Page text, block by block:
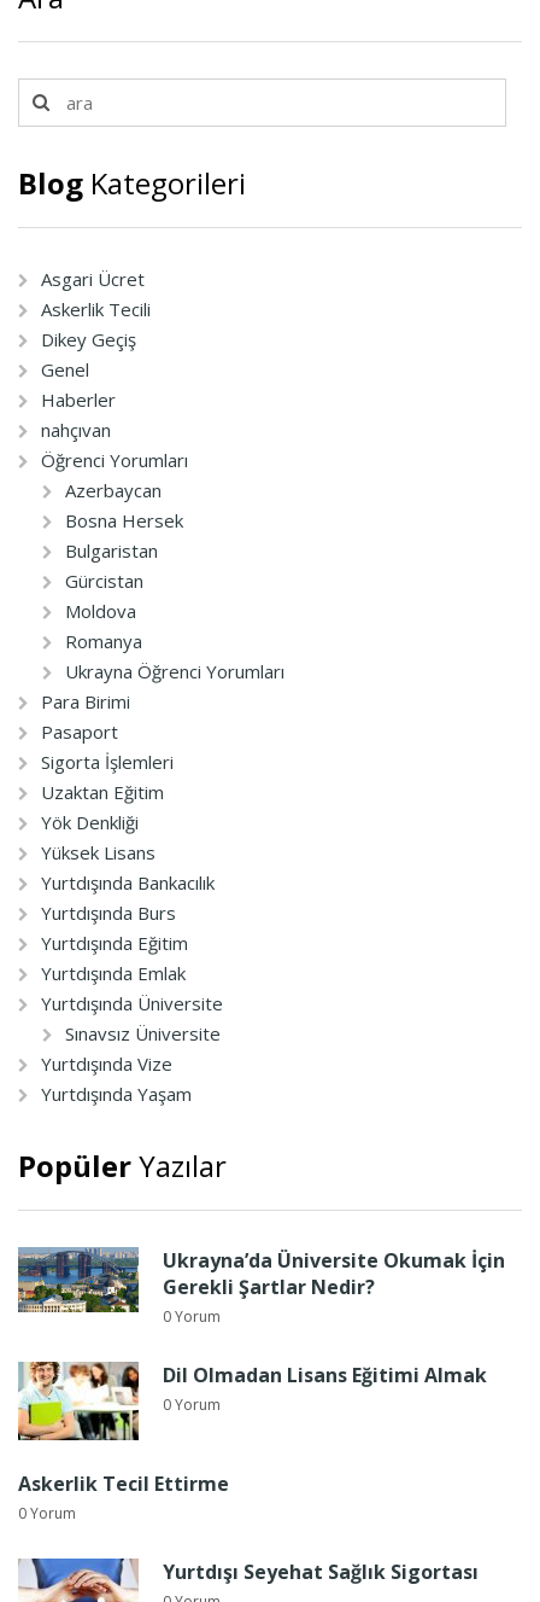
Blog Kategorileri
Asgari Ücret
Askerlik Tecili
Dikey Geçiş
Genel
Haberler
nahçıvan
Öğrenci Yorumları
Azerbaycan
Bosna Hersek
Bulgaristan
Gürcistan
Moldova
Romanya
Ukrayna Öğrenci Yorumları
Para Birimi
Pasaport
Sigorta İşlemleri
Uzaktan Eğitim
Yök Denkliği
Yüksek Lisans
Yurtdışında Bankacılık
Yurtdışında Burs
Yurtdışında Eğitim
Yurtdışında Emlak
Yurtdışında Üniversite
Sınavsız Üniversite
Yurtdışında Vize
Yurtdışında Yaşam
PopülerYazılar
Ukrayna’da Üniversite Okumak İçin
Gerekli Şartlar Nedir?
0 Yorum
Dil Olmadan Lisans Eğitimi Almak
0 Yorum
Askerlik Tecil Ettirme
0 Yorum
Yurtdışı Seyehat Sağlık Sigortası